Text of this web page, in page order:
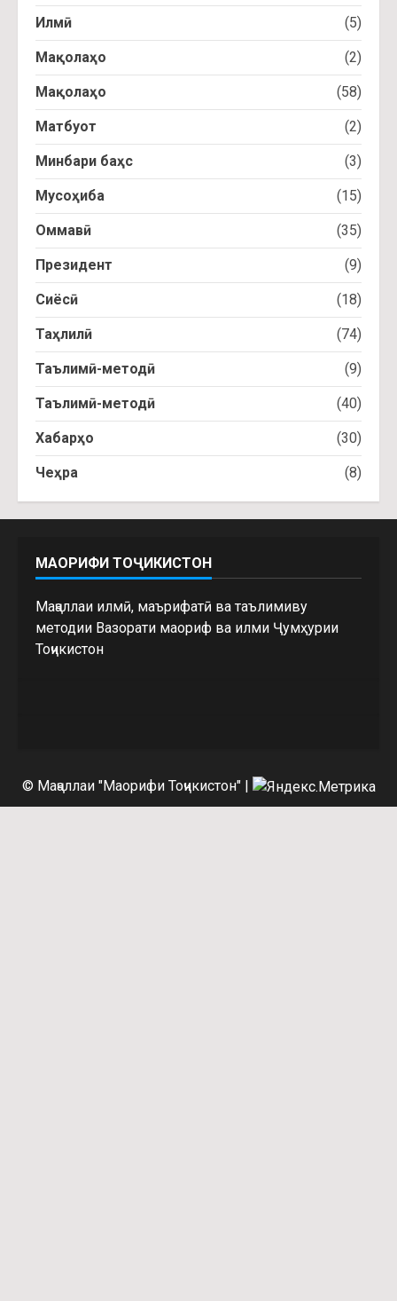
Илмӣ (5)
Мақолаҳо (2)
Мақолаҳо (58)
Матбуот (2)
Минбари баҳс (3)
Мусоҳиба (15)
Оммавӣ (35)
Президент (9)
Сиёсӣ (18)
Таҳлилӣ (74)
Таълимӣ-методӣ (9)
Таълимӣ-методӣ (40)
Хабарҳо (30)
Чеҳра (8)
МАОРИФИ ТОҶИКИСТОН
Маҷаллаи илмӣ, маърифатӣ ва таълимиву
методии Вазорати маориф ва илми Ҷумҳурии
Тоҷикистон
© Маҷаллаи "Маорифи Тоҷикистон"